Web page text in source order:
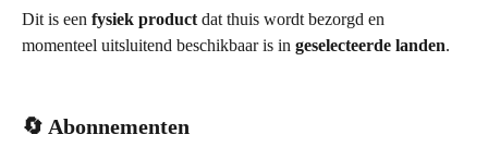
Dit is een fysiek product dat thuis wordt bezorgd en
momenteel uitsluitend beschikbaar is in geselecteerde landen.
🔄 Abonnementen